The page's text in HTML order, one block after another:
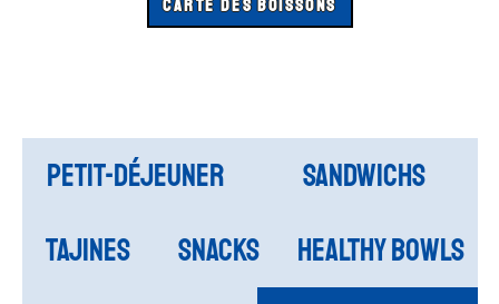
Petit-déjeuner
SANDWICHS
TAJINES
SNACKS
HEALTHY BOWLS
CARTE DES BOISSONS